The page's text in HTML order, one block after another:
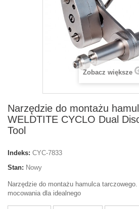
Zobacz większe
Narzędzie do montażu
WELDTITE CYCLO Dual
Tool
Indeks: CYC-7833
Stan: Nowy
Narzędzie do montażu hamulca
mocowania dla idealnego